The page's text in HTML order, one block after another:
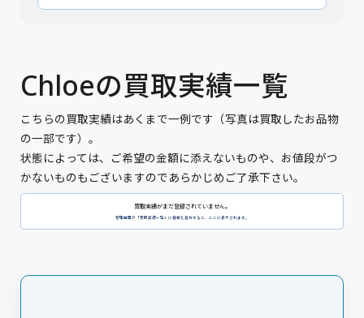
Chloeの買取実績一覧
こちらの買取実績はあくまで一例です（写真は買取したお品物
の一部です）。
状態によっては、ご希望の金額に添えないものや、お値段がつ
かないものもございますのであらかじめご了承下さい。
買取実績がまだ登録されていません。
管理画面の「買取実績一覧」に投稿を追加すると、ここに表示されます。